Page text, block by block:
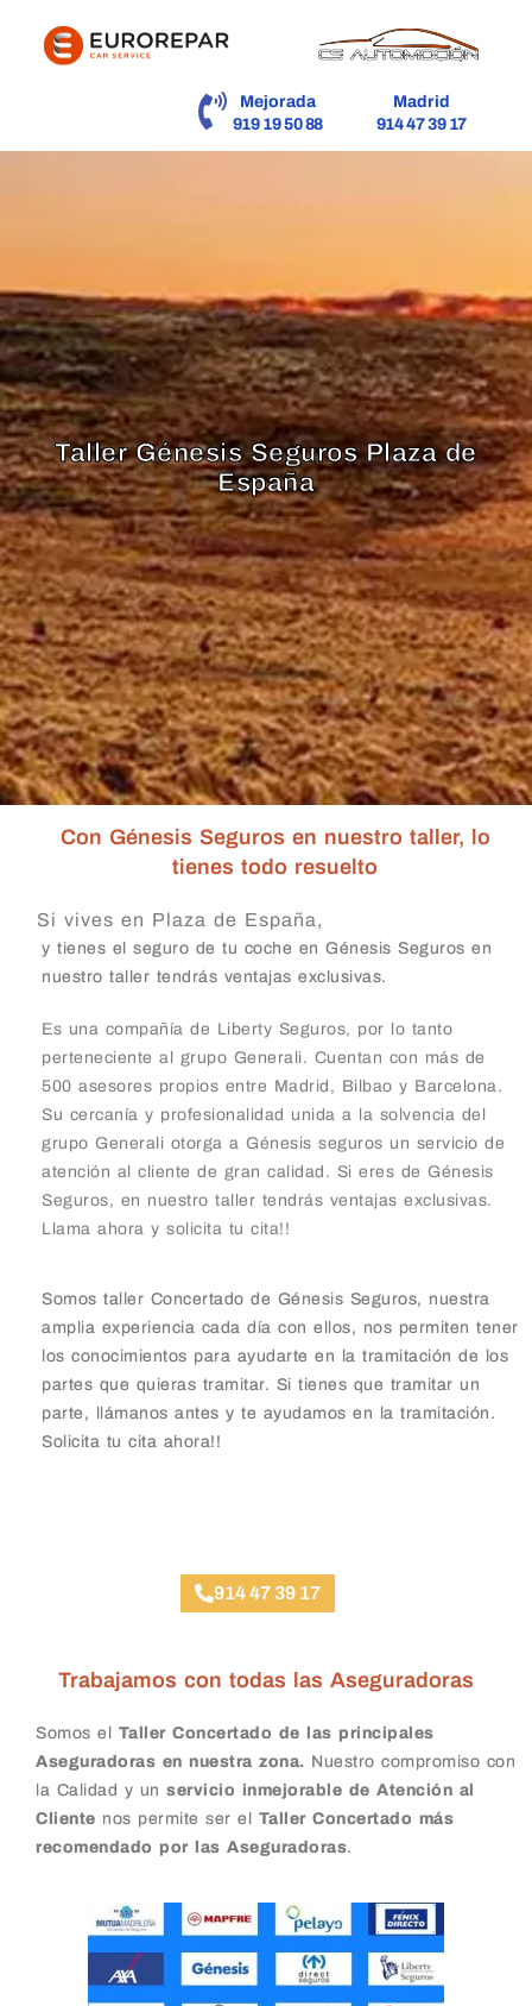
Mejorada
919 19 50 88
Madrid
914 47 39 17
Taller Génesis Seguros Plaza de
España
Con Génesis Seguros en nuestro taller, lo
tienes todo resuelto
Si vives en Plaza de España,
y tienes el seguro de tu coche en Génesis Seguros en
nuestro taller tendrás ventajas exclusivas.
Es una compañía de Liberty Seguros, por lo tanto
perteneciente al grupo Generali. Cuentan con más de
500 asesores propios entre Madrid, Bilbao y Barcelona.
Su cercanía y profesionalidad unida a la solvencia del
grupo Generali otorga a Génesis seguros un servicio de
atención al cliente de gran calidad. Si eres de Génesis
Seguros, en nuestro taller tendrás ventajas exclusivas.
Llama ahora y solicita tu cita!!
Somos taller Concertado de Génesis Seguros, nuestra
amplia experiencia cada día con ellos, nos permiten tener
los conocimientos para ayudarte en la tramitación de los
partes que quieras tramitar. Si tienes que tramitar un
parte, llámanos antes y te ayudamos en la tramitación.
Solicita tu cita ahora!!
914 47 39 17
Trabajamos con todas las Aseguradoras
Somos el Taller Concertado de las principales
Aseguradoras en nuestra zona. Nuestro compromiso con
la Calidad y un servicio inmejorable de Atención al
Cliente nos permite ser el Taller Concertado más
recomendado por las Aseguradoras.